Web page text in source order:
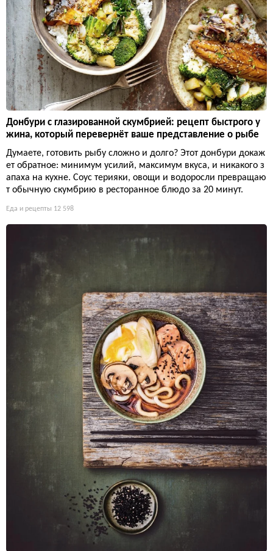
Донбури с глазированной скумбрией: рецепт быстрого у
жина, который перевернёт ваше представление о рыбе
Думаете, готовить рыбу сложно и долго? Этот донбури докаж
ет обратное: минимум усилий, максимум вкуса, и никакого з
апаха на кухне. Соус терияки, овощи и водоросли превращаю
т обычную скумбрию в ресторанное блюдо за 20 минут.
Еда и рецепты 12 598